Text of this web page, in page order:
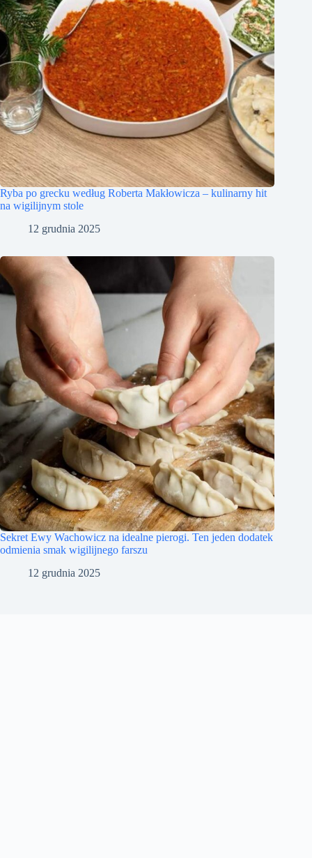
Ryba po grecku według Roberta Makłowicza – kulinarny hit
na wigilijnym stole
12 grudnia 2025
Sekret Ewy Wachowicz na idealne pierogi. Ten jeden dodatek
odmienia smak wigilijnego farszu
12 grudnia 2025